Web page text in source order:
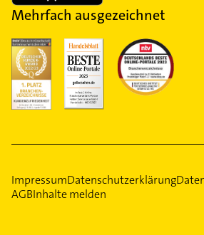
Mehrfach ausgezeichnet
ImpressumDatenschutzerklärung
AGBInhalte melden